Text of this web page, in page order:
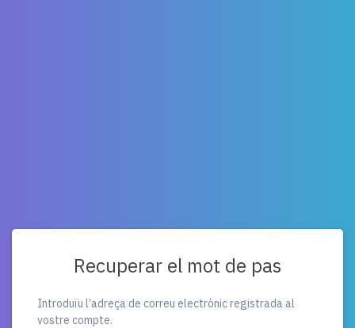
Recuperar el mot de pas
Introduïu l’adreça de correu electrònic registrada al
vostre compte.